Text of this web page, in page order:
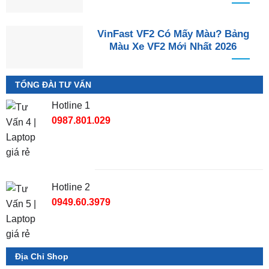
VinFast VF2 Có Mấy Màu? Bảng
Màu Xe VF2 Mới Nhất 2026
TỔNG ĐÀI TƯ VẤN
Hotline 1
0987.801.029
Hotline 2
0949.60.3979
Địa Chỉ Shop